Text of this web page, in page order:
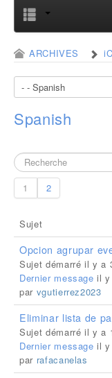
ARCHIVES
Spanish
1 2
Sujet
Opcion agrupar
Sujet démarré il y
Dernier message il y
par vgutierrez2023
Eliminar lista de
Sujet démarré il y a
Dernier message il y
par rafacanelas